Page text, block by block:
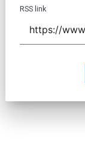
RSS link